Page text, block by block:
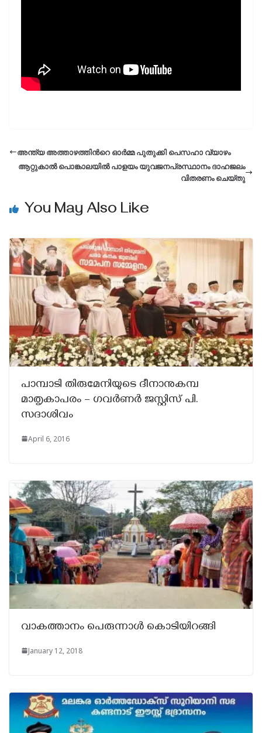
അന്ത്യ അത്താഴത്തിന്‍റെ ഓർമ്മ പുതുക്കി പെസഹാ വ്യാഴം
ആറ്റുകാല്‍ പൊങ്കാലയില്‍ പാളയം യുവജനപ്രസ്ഥാനം ദാഹജലം
വിതരണം ചെയ്തു
You May Also Like
പാമ്പാടി തിരുമേനിയുടെ ദീനാനുകമ്പ
മാതൃകാപരം – ഗവർണർ ജസ്റ്റിസ് പി.
സദാശിവം
April 6, 2016
വാകത്താനം പെരുന്നാള്‍ കൊടിയിറങ്ങി
January 12, 2018